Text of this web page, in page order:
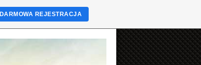
DARMOWA REJESTRACJA